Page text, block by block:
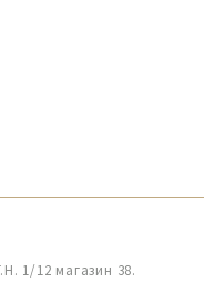
1/12 магазин 38.